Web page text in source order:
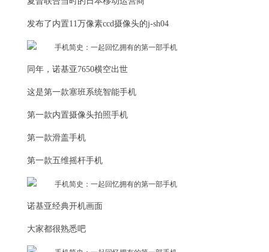
发布了内置11万像素ccd摄像头的j-sh04
同年，诺基亚7650横空出世
这是第一款塞班系统智能手机
第一款内置摄像头拍照手机
第一款滑盖手机
第一款五维摇杆手机
诺基亚经典开机画面
大家都很熟悉吧